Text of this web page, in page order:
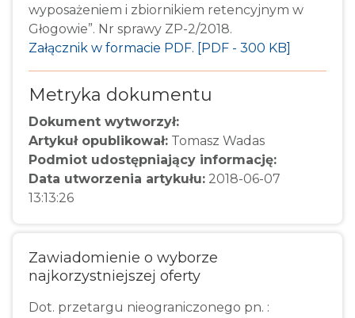
wyposażeniem i zbiornikiem retencyjnym w
Głogowie”. Nr sprawy ZP-2/2018.
Załącznik w formacie PDF. [PDF - 300 KB]
Metryka dokumentu
Dokument wytworzył:
Artykuł opublikował: Tomasz Wadas
Podmiot udostępniający informację:
Data utworzenia artykułu: 2018-06-07
13:13:26
Zawiadomienie o wyborze
najkorzystniejszej oferty
Dot. przetargu nieograniczonego pn. :